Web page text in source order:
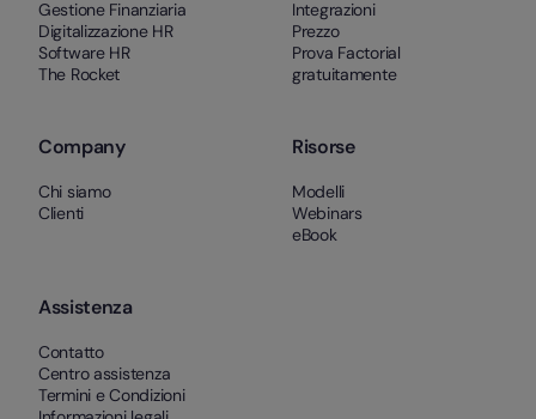
Gestione Finanziaria
Digitalizzazione HR
Software HR
The Rocket
Integrazioni
Prezzo
Prova Factorial
gratuitamente
Company
Chi siamo
Clienti
Risorse
Modelli
Webinars
eBook
Assistenza
Contatto
Centro assistenza
Termini e Condizioni